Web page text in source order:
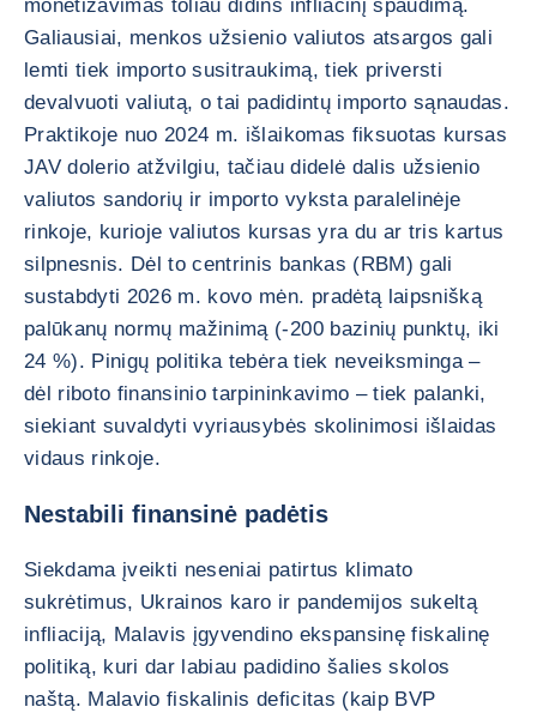
monetizavimas toliau didins infliacinį spaudimą.
Galiausiai, menkos užsienio valiutos atsargos gali
lemti tiek importo susitraukimą, tiek priversti
devalvuoti valiutą, o tai padidintų importo sąnaudas.
Praktikoje nuo 2024 m. išlaikomas fiksuotas kursas
JAV dolerio atžvilgiu, tačiau didelė dalis užsienio
valiutos sandorių ir importo vyksta paralelinėje
rinkoje, kurioje valiutos kursas yra du ar tris kartus
silpnesnis. Dėl to centrinis bankas (RBM) gali
sustabdyti 2026 m. kovo mėn. pradėtą laipsnišką
palūkanų normų mažinimą (-200 bazinių punktų, iki
24 %). Pinigų politika tebėra tiek neveiksminga –
dėl riboto finansinio tarpininkavimo – tiek palanki,
siekiant suvaldyti vyriausybės skolinimosi išlaidas
vidaus rinkoje.
Nestabili finansinė padėtis
Siekdama įveikti neseniai patirtus klimato
sukrėtimus, Ukrainos karo ir pandemijos sukeltą
infliaciją, Malavis įgyvendino ekspansinę fiskalinę
politiką, kuri dar labiau padidino šalies skolos
naštą. Malavio fiskalinis deficitas (kaip BVP